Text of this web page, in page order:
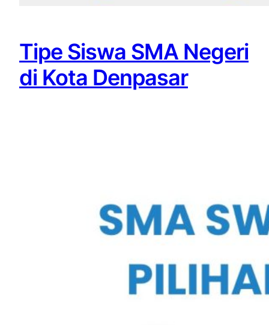
Tipe Siswa SMA Negeri
di Kota Denpasar